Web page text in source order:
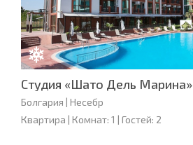
Студия «Шато Дель Марина»
Болгария | Несебр
Квартира | Комнат: 1 | Гостей: 2